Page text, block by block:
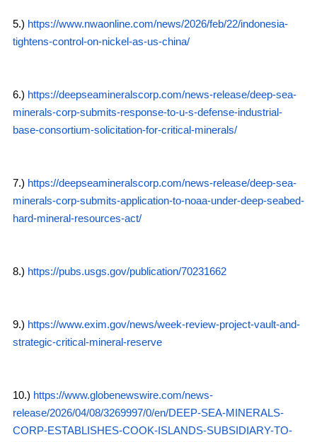
5.) https://www.nwaonline.com/news/2026/feb/22/indonesia-
tightens-control-on-nickel-as-us-china/
6.) https://deepseamineralscorp.com/news-release/deep-sea-
minerals-corp-submits-response-to-u-s-defense-industrial-
base-consortium-solicitation-for-critical-minerals/
7.) https://deepseamineralscorp.com/news-release/deep-sea-
minerals-corp-submits-application-to-noaa-under-deep-seabed-
hard-mineral-resources-act/
8.) https://pubs.usgs.gov/publication/70231662
9.) https://www.exim.gov/news/week-review-project-vault-and-
strategic-critical-mineral-reserve
10.) https://www.globenewswire.com/news-
release/2026/04/08/3269997/0/en/DEEP-SEA-MINERALS-
CORP-ESTABLISHES-COOK-ISLANDS-SUBSIDIARY-TO-